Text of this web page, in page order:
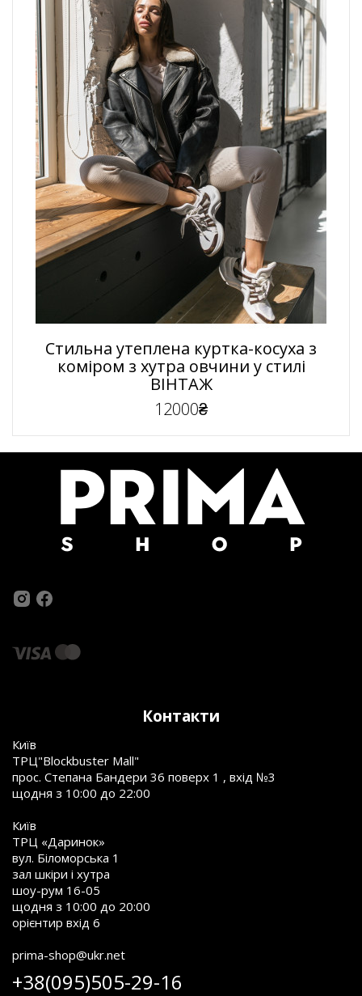
Стильна утеплена куртка-косуха з
коміром з хутра овчини у стилі
ВІНТАЖ
12000₴
Контакти
Київ
ТРЦ"Blockbuster Mall"
прос. Степана Бандери 36 поверх 1 , вхід №3
щодня з 10:00 до 22:00
Київ
ТРЦ «Даринок»
вул. Біломорська 1
зал шкіри і хутра
шоу-рум 16-05
щодня з 10:00 до 20:00
орієнтир вхід 6
prima-shop@ukr.net
+38(095)505-29-16